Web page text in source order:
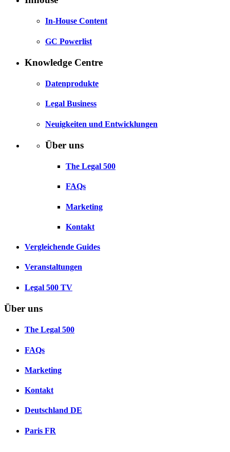
In-House Content
GC Powerlist
Knowledge Centre
Datenprodukte
Legal Business
Neuigkeiten und Entwicklungen
Über uns
The Legal 500
FAQs
Marketing
Kontakt
Vergleichende Guides
Veranstaltungen
Legal 500 TV
Über uns
The Legal 500
FAQs
Marketing
Kontakt
Deutschland DE
Paris FR